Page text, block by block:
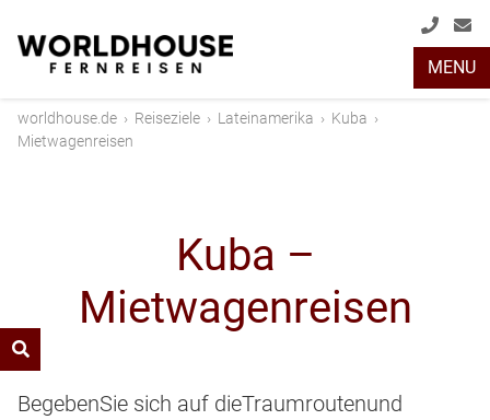
+49
(0)
MENU
worldhouse.de › Reiseziele › Lateinamerika › Kuba ›
Mietwagenreisen
Kuba –
Mietwagenreisen
BegebenSie sich auf dieTraumroutenund